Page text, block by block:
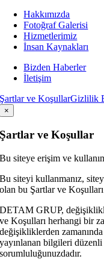
Hakkımızda
Fotoğraf Galerisi
Hizmetlerimiz
İnsan Kaynakları
Bizden Haberler
İletişim
Şartlar ve KoşullarGizlilik
×
Şartlar ve Koşullar
Bu siteye erişim ve
Bu siteyi kullanmanız,
olan bu Şartlar ve
DETAM GRUP,
ve Koşulları herhangi bir
değişikliklerden
yayınlanan bilgileri
sorumluluğunuzdadır.